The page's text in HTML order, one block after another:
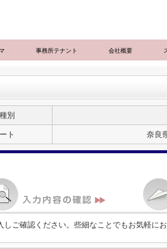
事務所テナント 会社概要
別
ト 奈良
しご確認ください。些細なことでもお気軽に